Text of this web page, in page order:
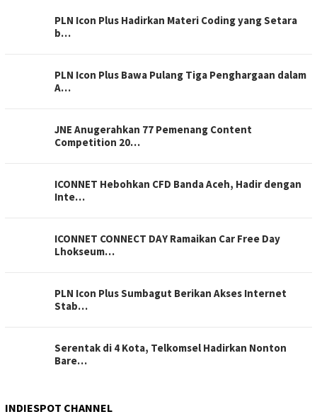
PLN Icon Plus Hadirkan Materi Coding yang Setara
b…
PLN Icon Plus Bawa Pulang Tiga Penghargaan dalam
A…
JNE Anugerahkan 77 Pemenang Content
Competition 20…
ICONNET Hebohkan CFD Banda Aceh, Hadir dengan
Inte…
ICONNET CONNECT DAY Ramaikan Car Free Day
Lhokseum…
PLN Icon Plus Sumbagut Berikan Akses Internet
Stab…
Serentak di 4 Kota, Telkomsel Hadirkan Nonton
Bare…
INDIESPOT CHANNEL